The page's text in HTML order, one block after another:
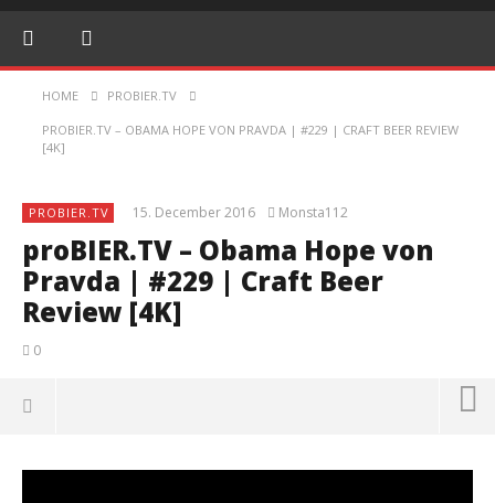
HOME PROBIER.TV
PROBIER.TV – OBAMA HOPE VON PRAVDA | #229 | CRAFT BEER REVIEW
[4K]
PROBIER.TV 15. December 2016 Monsta112
proBIER.TV – Obama Hope von
Pravda | #229 | Craft Beer
Review [4K]
0